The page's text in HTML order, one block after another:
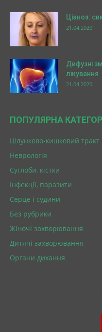
Ціаноз:
21.04.2020
Дифузні
лікування
21.04.2020
ПОПУЛЯРНА
Шлунково-кишковий тракт
Неврологія
Суглоби, кістки
Інфекції, паразити
Серце і судини
Без рубрики
Жіночі захворювання
Дитячі захворювання
Органи дихання